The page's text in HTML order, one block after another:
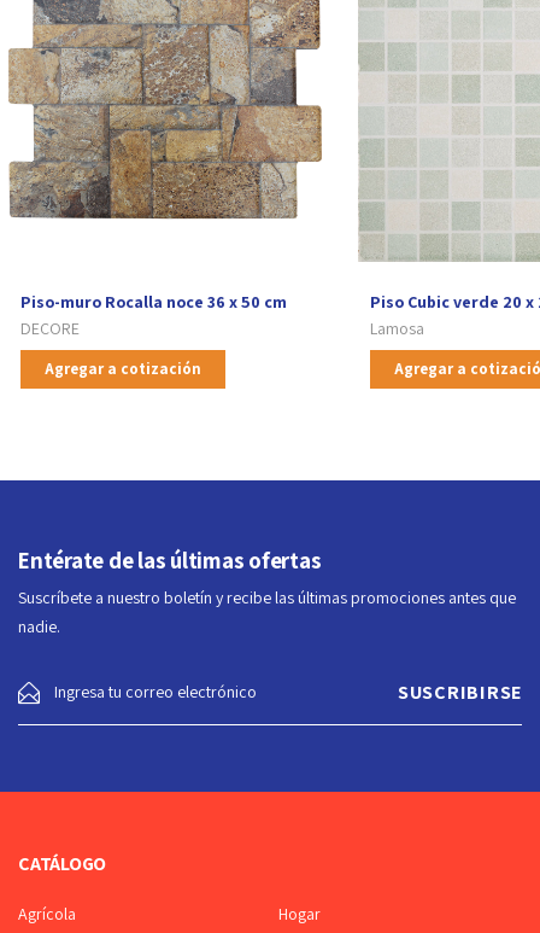
Piso-muro Rocalla noce 36 x 50 cm
DECORE
Agregar a cotización
Piso Cubic verde 20 x
Lamosa
Agregar a
Entérate de las últimas ofertas
Suscríbete a nuestro boletín y recibe las últimas promociones antes que
nadie.
CATÁLOGO
Agrícola
Hogar